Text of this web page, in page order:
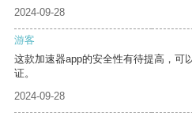
2024-09-28
游客
这款加速器app的安全性有待提高，可
证。
2024-09-28